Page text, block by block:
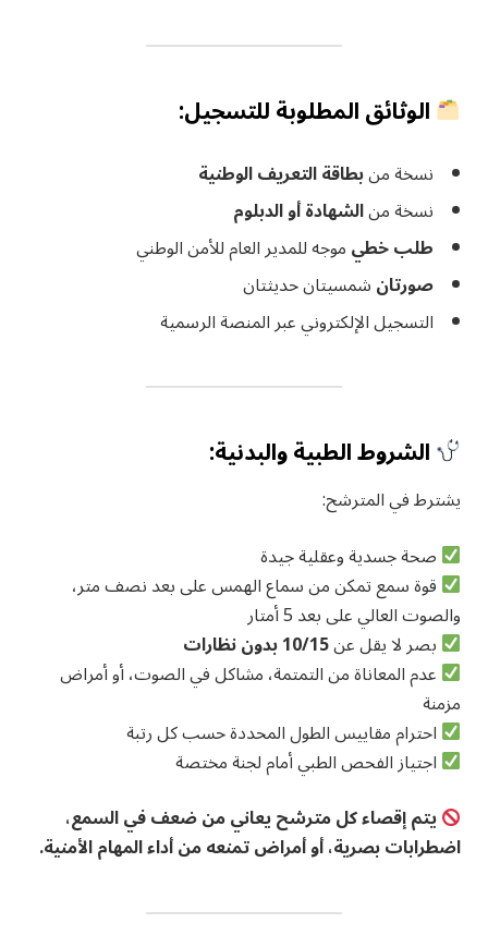
الوثائق المطلوبة للتسجيل:
نسخة منبطاقة التعريف الوطنية
نسخة منالشهادة أو الدبلوم
طلب خطيموجه للمدير العام للأمن الوطني
صورتانشمسيتان حديثتان
التسجيل الإلكتروني عبر المنصة الرسمية
الشروط الطبية والبدنية:
يشترط في المترشح:
صحة جسدية وعقلية جيدة
قوة سمع تمكن من سماع الهمس على بعد نصف متر،
والصوت العالي على بعد 5 أمتار
بصر لا يقل عن10/15 بدون نظارات
عدم المعاناة من التمتمة، مشاكل في الصوت، أو أمراض
مزمنة
احترام مقاييس الطول المحددة حسب كل رتبة
اجتياز الفحص الطبي أمام لجنة مختصة
يتم إقصاء كل مترشح يعاني من ضعف في السمع،
اضطرابات بصرية، أو أمراض تمنعه من أداء المهام الأمنية.